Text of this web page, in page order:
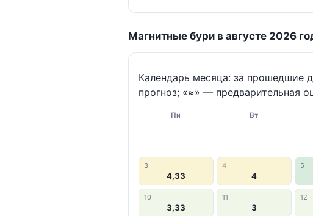
Магнитные бури в августе 2026
Календарь месяца: за прошедшие
прогноз; «≈» — предварительная
Пн Вт
3
4,33
4
4
5
10
3,33
11
3
12